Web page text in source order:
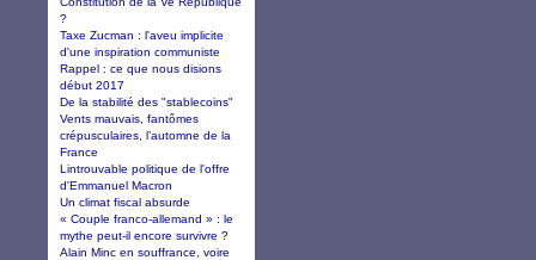
?
Taxe Zucman : l'aveu implicite
d'une inspiration communiste
Rappel : ce que nous disions
début 2017
De la stabilité des "stablecoins"
Vents mauvais, fantômes
crépusculaires, l’automne de la
France
Lintrouvable politique de l'offre
d'Emmanuel Macron
Un climat fiscal absurde
« Couple franco-allemand » : le
mythe peut-il encore survivre ?
Alain Minc en souffrance, voire